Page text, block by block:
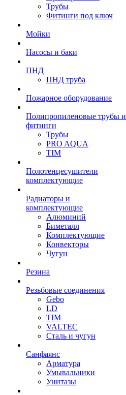
Трубы
Фитинги под ключ
Мойки
Насосы и баки
ПНД
ПНД труба
Пожарное оборудование
Полипропиленовые трубы и
фитинги
Трубы
PRO AQUA
TIM
Полотенцесушители
комплектующие
Радиаторы и
комплектующие
Алюминий
Биметалл
Комплектующие
Конвекторы
Чугун
Резина
Резьбовые соединения
Gebo
LD
TIM
VALTEC
Сталь и чугун
Санфаянс
Арматура
Умывальники
Унитазы